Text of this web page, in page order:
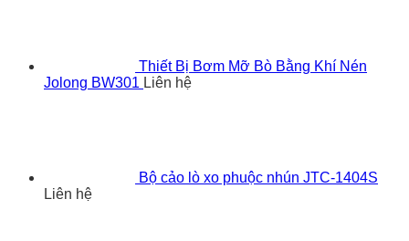
Thiết Bị Bơm Mỡ Bò Bằng Khí Nén
Jolong BW301 Liên hệ
Bộ cảo lò xo phuộc nhún JTC-1404S
Liên hệ